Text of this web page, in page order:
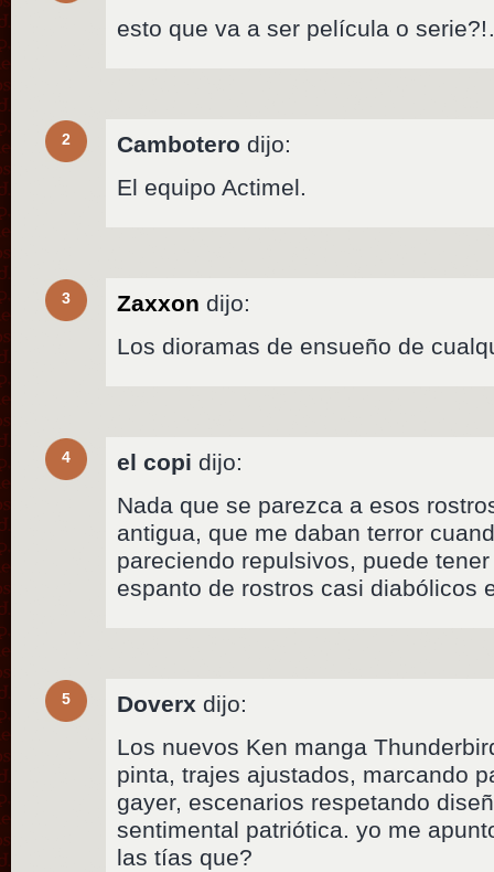
esto que va a ser película o
2 Cambotero dijo:
El equipo Actimel.
3 Zaxxon dijo:
Los dioramas de ensueño de
4 el copi dijo:
Nada que se parezca a esos
antigua, que me daban terror
pareciendo repulsivos, puede
espanto de rostros casi diabólicos
5 Doverx dijo:
Los nuevos Ken manga
pinta, trajes ajustados, marcando
gayer, escenarios respetando
sentimental patriótica. yo me
las tías que?